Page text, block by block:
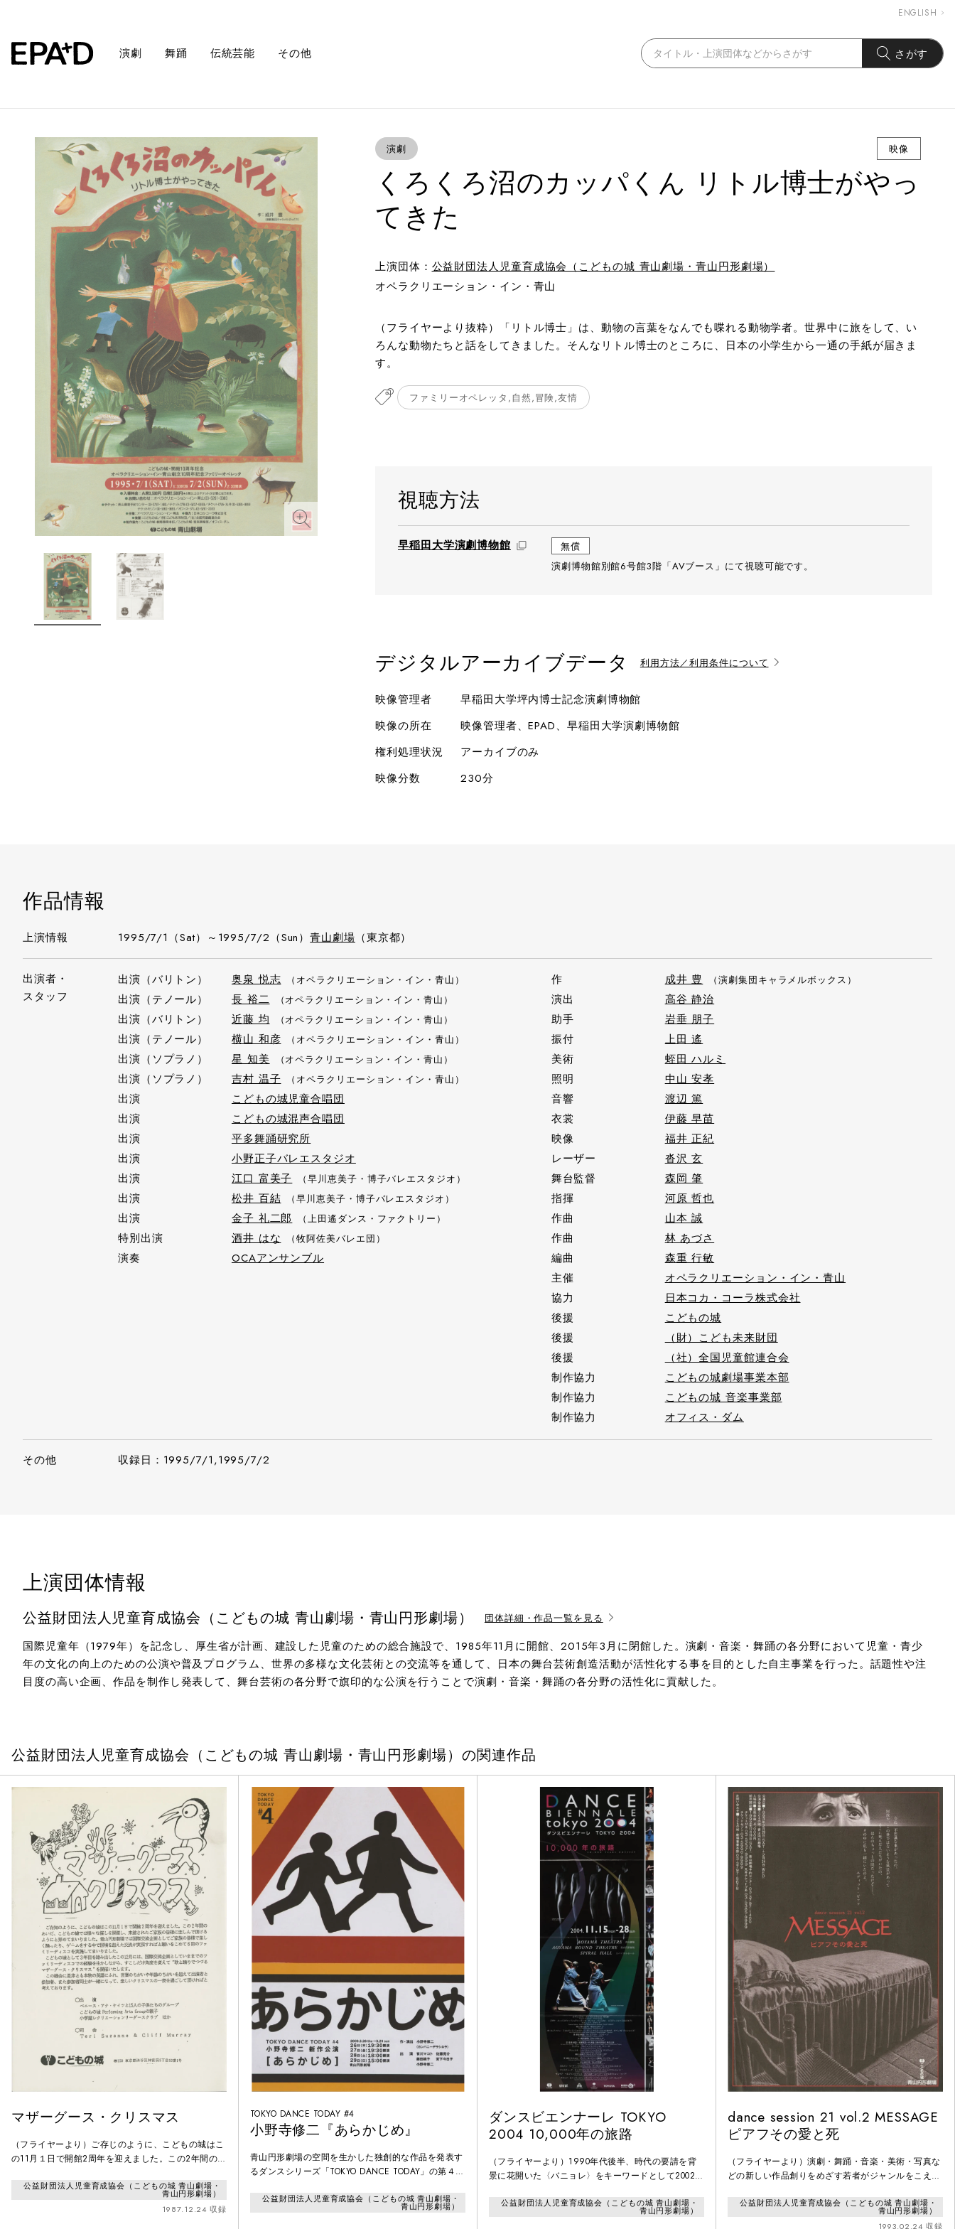
ENGLISH
演劇 舞踊 伝統芸能 その他 さがす
演劇 映像
くろくろ沼のカッパくん リトル博士がやっ
てきた
上演団体： 公益財団法人児童育成協会（こどもの城 青山劇場・青山円形劇場）
オペラクリエーション・イン・青山
（フライヤーより抜粋）「リトル博士」は、動物の言葉をなんでも喋れる動物学者。世界中に旅をして、い
ろんな動物たちと話をしてきました。そんなリトル博士のところに、日本の小学生から一通の手紙が届きま
す。
ファミリーオペレッタ,自然,冒険,友情
視聴方法
早稲田大学演劇博物館
無償
演劇博物館別館6号館3階「AVブース」にて視聴可能です。
デジタルアーカイブデータ 利用方法／利用条件について
映像管理者
早稲田大学坪内博士記念演劇博物館
映像の所在
映像管理者、EPAD、早稲田大学演劇博物館
権利処理状況
アーカイブのみ
映像分数
230分
作品情報
上演情報 1995/7/1（Sat）～1995/7/2（Sun）青山劇場 （東京都）
出演者・
スタッフ
出演（バリトン） 奥泉 悦志 （オペラクリエーション・イン・青山）
出演（テノール） 長 裕二 （オペラクリエーション・イン・青山）
出演（バリトン） 近藤 均 （オペラクリエーション・イン・青山）
出演（テノール） 横山 和彦 （オペラクリエーション・イン・青山）
出演（ソプラノ） 星 知美 （オペラクリエーション・イン・青山）
出演（ソプラノ） 吉村 温子 （オペラクリエーション・イン・青山）
出演
こどもの城児童合唱団
出演
こどもの城混声合唱団
出演
平多舞踊研究所
出演
小野正子バレエスタジオ
出演
江口 富美子 （早川恵美子・博子バレエスタジオ）
出演 松井 百結 （早川恵美子・博子バレエスタジオ）
出演 金子 礼二郎 （上田遙ダンス・ファクトリー）
特別出演 酒井 はな （牧阿佐美バレエ団）
演奏 OCAアンサンブル
作 成井 豊 （演劇集団キャラメルボックス）
演出
高谷 静治
助手
岩垂 朋子
振付
上田 遙
美術
蛭田 ハルミ
照明
中山 安孝
音響
渡辺 篤
衣裳
伊藤 早苗
映像
福井 正紀
レーザー
沓沢 玄
舞台監督
森岡 肇
指揮
河原 哲也
作曲
山本 誠
作曲
林 あづさ
編曲
森重 行敏
主催
オペラクリエーション・イン・青山
協力
日本コカ・コーラ株式会社
後援
こどもの城
後援
（財）こども未来財団
後援
（社）全国児童館連合会
制作協力
こどもの城劇場事業本部
制作協力
こどもの城 音楽事業部
制作協力
オフィス・ダム
その他 収録日：1995/7/1,1995/7/2
上演団体情報
公益財団法人児童育成協会（こどもの城 青山劇場・青山円形劇場） 団体詳細・作品一覧を見る
国際児童年（1979年）を記念し、厚生省が計画、建設した児童のための総合施設で、1985年11月に開館、2015年3月に閉館した。演劇・音楽・舞踊の各分野において児童・青少
年の文化の向上のための公演や普及プログラム、世界の多様な文化芸術との交流等を通して、日本の舞台芸術創造活動が活性化する事を目的とした自主事業を行った。話題性や注
目度の高い企画、作品を制作し発表して、舞台芸術の各分野で旗印的な公演を行うことで演劇・音楽・舞踊の各分野の活性化に貢献した。
公益財団法人児童育成協会（こどもの城 青山劇場・青山円形劇場）の関連作品
マザーグース・クリスマス
（フライヤーより）ご存じのように、こどもの城はこ
の11月１日で開館2周年を迎えました。この2年間のあ
たご家族の皆様に楽しんで頂けるようにと努めてまい
りました。青山円形劇場では国際交流企画としてご家
族の皆様で楽しく踊ったり、ゲームをする中で国境を
公益財団法人児童育成協会（こどもの城 青山劇場・
青山円形劇場）
1987.12.24 収録
TOKYO DANCE TODAY #4
小野寺修二『あらかじめ』
青山円形劇場の空間を生かした独創的な作品を発表す
るダンスシリーズ「TOKYO DANCE TODAY」の第４
の作・演出・出演作品。ダンス・マイム・芝居を混在
させ、偶然と必然の迷宮に漂う人間を描く。
公益財団法人児童育成協会（こどもの城 青山劇場・
青山円形劇場）
ダンスビエンナーレ TOKYO
2004 10,000年の旅路
（フライヤーより）1990年代後半、時代の要請を背
景に花開いた〈バニョレ〉をキーワードとして2002年
た。〈バニョレ〉を、目指し、通過し、去りゆくもの
と捉え、次代のダンスの道を模索する試みでした。世
公益財団法人児童育成協会（こどもの城 青山劇場・
青山円形劇場）
dance session 21 vol.2 MESSAGE
ピアフその愛と死
（フライヤーより）演劇・舞踊・音楽・美術・写真な
どの新しい作品創りをめざす若者がジャンルをこえて
てベルギーのムードラで活躍し、現在ダンサーとして
国内の各バレエ団やダンスカンパニーで活躍している
公益財団法人児童育成協会（こどもの城 青山劇場・
青山円形劇場）
1993.02.24 収録